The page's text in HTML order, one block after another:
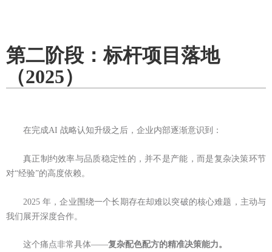
第二阶段：标杆项目落地
（2025）
在完成AI 战略认知升级之后，企业内部逐渐意识到：
真正制约效率与品质稳定性的，并不是产能，而是复杂决策环节
对“经验”的高度依赖。
2025 年，企业围绕一个长期存在却难以突破的核心难题，主动与
我们展开深度合作。
这个痛点非常具体——复杂配色配方的精准决策能力。